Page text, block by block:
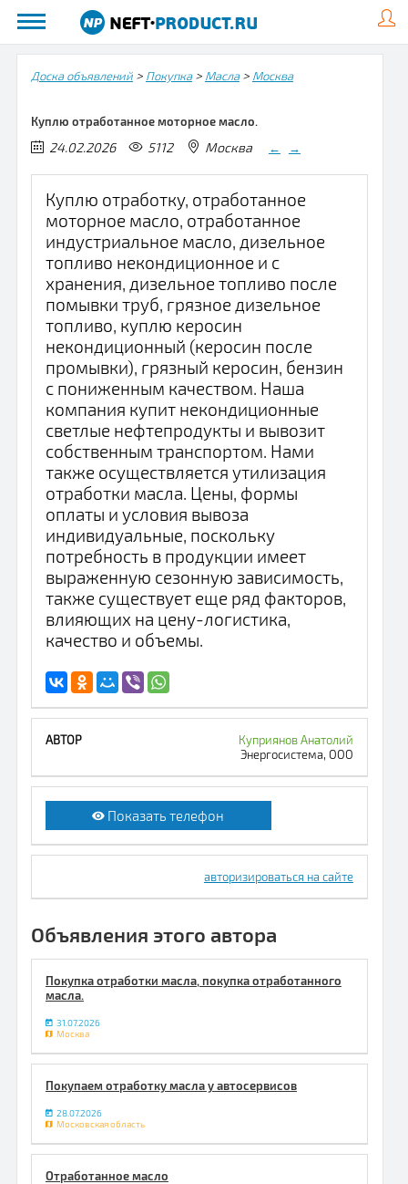
Доска объявлений> Покупка> Масла> Москва
Куплю отработанное моторное масло.
24.02.2026 5112 Москва ← →
Куплю отработку, отработанное
моторное масло, отработанное
индустриальное масло, дизельное
топливо некондиционное и с
хранения, дизельное топливо после
помывки труб, грязное дизельное
топливо, куплю керосин
некондиционный (керосин после
промывки), грязный керосин, бензин
с пониженным качеством. Наша
компания купит некондиционные
светлые нефтепродукты и вывозит
собственным транспортом. Нами
также осуществляется утилизация
отработки масла. Цены, формы
оплаты и условия вывоза
индивидуальные, поскольку
потребность в продукции имеет
выраженную сезонную зависимость,
также существует еще ряд факторов,
влияющих на цену-логистика,
качество и объемы.
Куприянов Анатолий
Энергосистема, ООО
Показать телефон
авторизироваться на сайте
Объявления этого автора
Покупка отработки масла, покупка отработанного
масла.
31.07.2026
Москва
Покупаем отработку масла у автосервисов
28.07.2026
Московская область
Отработанное масло